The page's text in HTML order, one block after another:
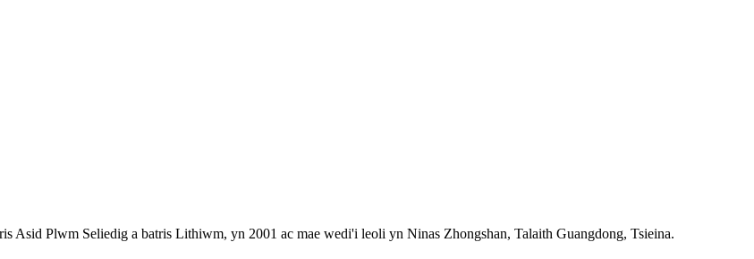
Plwm Seliedig a batris Lithiwm, yn 2001 ac mae wedi'i leoli yn Ninas Zhongshan, Talaith Guangdong, Tsieina.